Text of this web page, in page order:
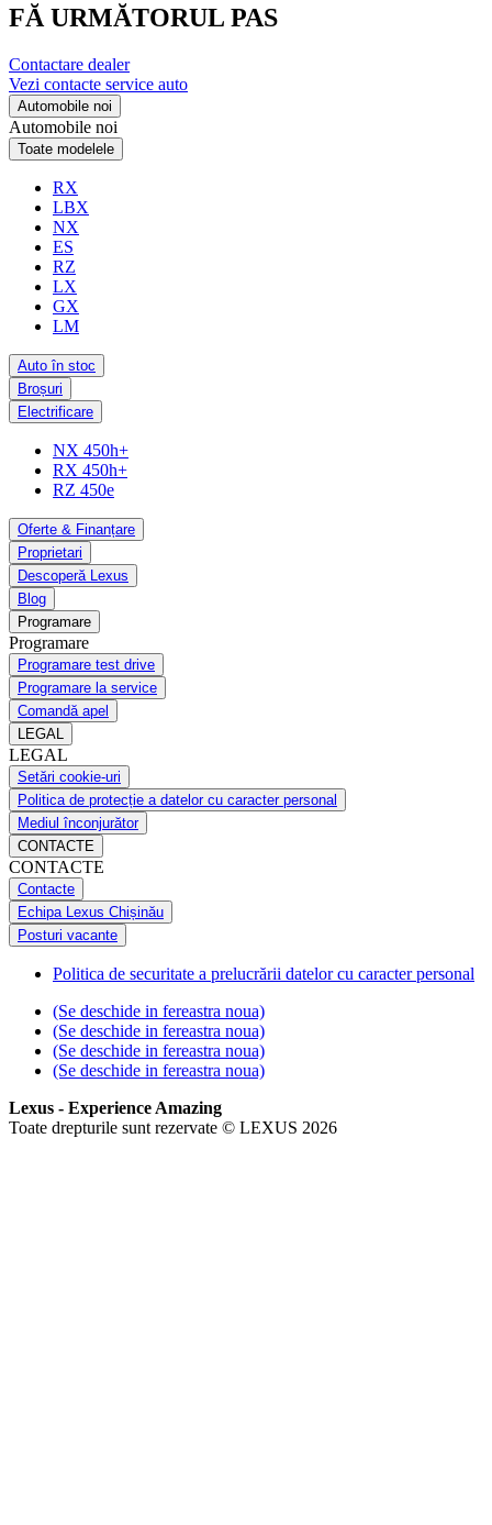
FĂ URMĂTORUL PAS
Contactare dealer
Vezi contacte service auto
Automobile noi
Automobile noi
Toate modelele
RX
LBX
NX
ES
RZ
LX
GX
LM
Auto în stoc
Broșuri
Electrificare
NX 450h+
RX 450h+
RZ 450e
Oferte & Finanțare
Proprietari
Descoperă Lexus
Blog
Programare
Programare
Programare test drive
Programare la service
Comandă apel
LEGAL
LEGAL
Setări cookie-uri
Politica de protecție a datelor cu caracter personal
Mediul înconjurător
CONTACTE
CONTACTE
Contacte
Echipa Lexus Chișinău
Posturi vacante
Politica de securitate a prelucrării datelor cu caracter personal
(Se deschide in fereastra noua)
(Se deschide in fereastra noua)
(Se deschide in fereastra noua)
(Se deschide in fereastra noua)
Lexus - Experience Amazing
Toate drepturile sunt rezervate © LEXUS 2026